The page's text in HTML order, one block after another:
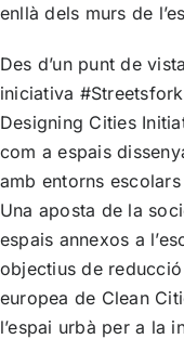
enllà dels murs de
Des d’un punt de
iniciativa
Designing Cities
com a espais
amb entorns
Una aposta de la
espais annexos a
objectius de
europea de Clean
l’espai urbà per a la